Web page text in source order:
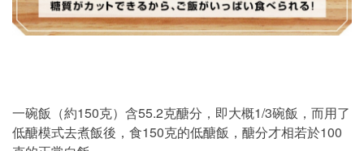
一碗飯（約150克）含55.2克醣分，即大概1/3碗飯，而用了
低醣模式去煮飯後，食150克的低醣飯，醣分才相若於100